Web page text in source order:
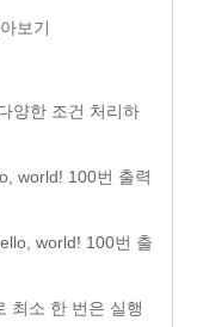
보기
양한 조건 처리하
world! 100번 출력
world! 100번 출
최소 한 번은 실행